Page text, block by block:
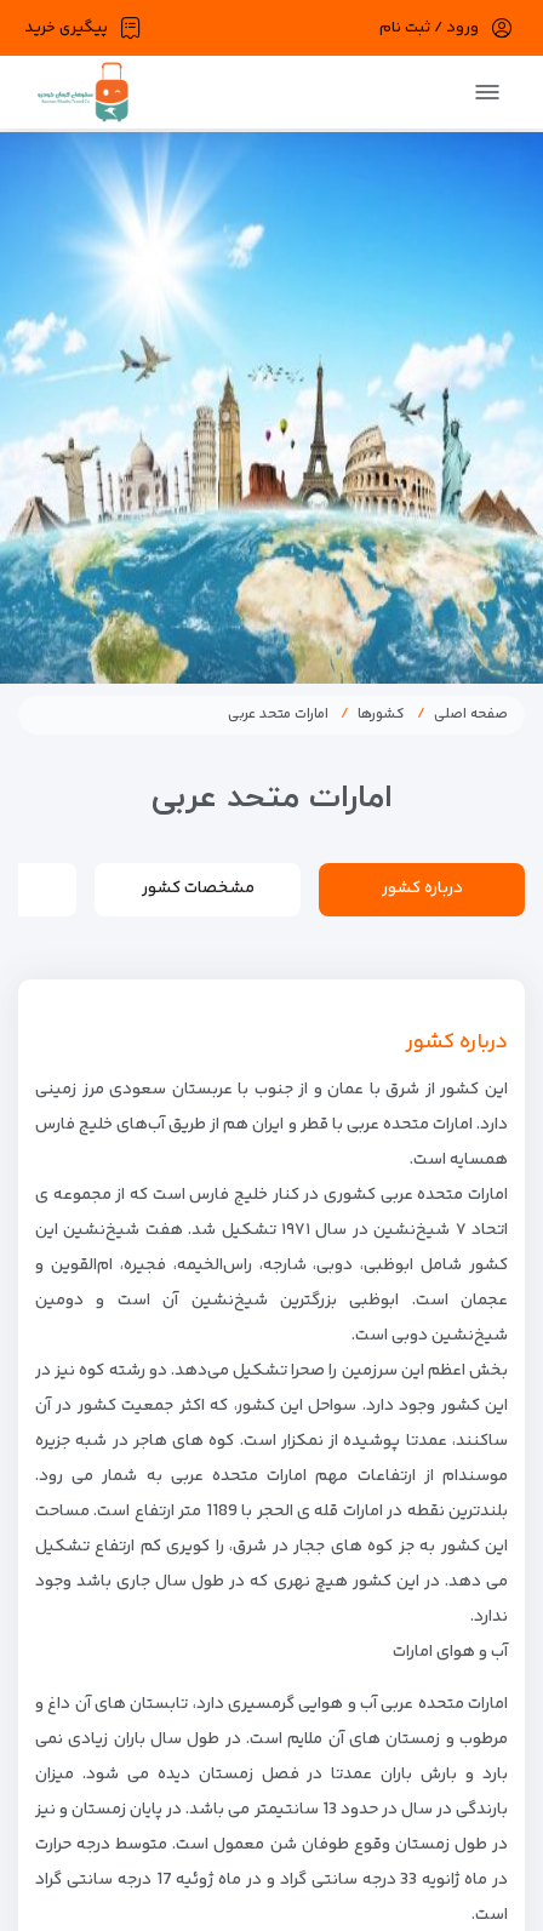
در حال حاضر ارتباط با سرور قطع می باشد لطفا
پیگیری خرید ورود / ثبت نام
صفحه اصلی کشورها امارات متحد عربی
امارات متحد عربی
درباره کشور مشخصات کشور
درباره کشور
این کشور از شرق با عمان و از جنوب با عربستان سعودی مرز زمینی
دارد. امارات متحده عربی با قطر و ایران هم از طریق آب‌های خلیج فارس
همسایه است.
امارات متحده عربی کشوری در کنار خلیج فارس است که از مجموعه ی
اتحاد ۷ شیخ‌نشین در سال ۱۹۷۱ تشکیل شد. هفت شیخ‌نشین این
کشور شامل ابوظبی، دوبی، شارجه، راس‌الخیمه، فجیره، ام‌القوین و
عجمان است. ابوظبی بزرگترین شیخ‌نشین آن است و دومین
شیخ‌نشین دوبی است.
بخش اعظم این سرزمین را صحرا تشکیل می‌دهد. دو رشته کوه نیز در
این کشور وجود دارد. سواحل این کشور، که اکثر جمعیت کشور در آن
ساکنند، عمدتا پوشیده از نمکزار است. کوه های هاجر در شبه جزیره
موسندام از ارتفاعات مهم امارات متحده عربی به شمار می رود.
بلندترین نقطه در امارات قله ی الحجر با 1189 متر ارتفاع است. مساحت
این کشور به جز کوه های ججار در شرق، را کویری کم ارتفاع تشکیل
می دهد. در این کشور هیچ نهری که در طول سال جاری باشد وجود
ندارد.
آب و هوای امارات
امارات متحده عربی آب و هوایی گرمسیری دارد، تابستان های آن داغ و
مرطوب و زمستان های آن ملایم است. در طول سال باران زیادی نمی
بارد و بارش باران عمدتا در فصل زمستان دیده می شود. میزان
بارندگی در سال در حدود 13 سانتیمتر می باشد. در پایان زمستان و نیز
در طول زمستان وقوع طوفان شن معمول است. متوسط درجه حرارت
در ماه ژانویه 33 درجه سانتی گراد و در ماه ژوئیه 17 درجه سانتی گراد
است.